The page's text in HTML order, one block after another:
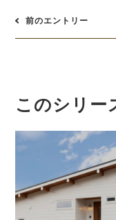
前のエントリー
このシリー